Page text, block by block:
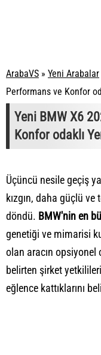
ArabaVS » Yeni Arabalar
Performans ve Konfor
Yeni BMW X6
Konfor odaklı
Üçüncü nesile geçiş
kızgın, daha güçlü
döndü. BMW'nin en
genetiği ve mimarisi
olan aracın opsiyonel
belirten şirket
eğlence kattıklarını